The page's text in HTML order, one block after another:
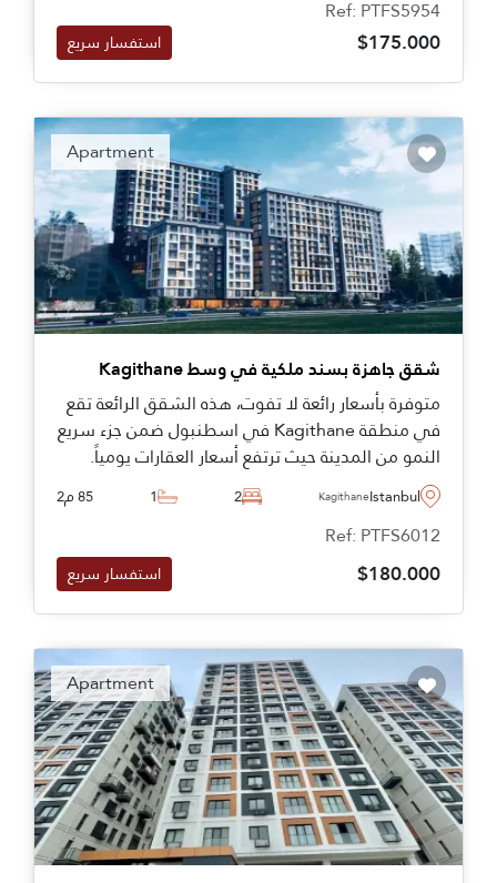
Ref: PTFS5954
$175.000 استفسار سريع
Apartment
شقق جاهزة بسند ملكية في وسط Kagithane
متوفرة بأسعار رائعة لا تفوت، هذه الشقق الرائعة تقع
في منطقة Kagithane في اسطنبول ضمن جزء سريع
النمو من المدينة حيث ترتفع أسعار العقارات يومياً.
Istanbul
Kagithane
2
1 85 م2
Ref: PTFS6012
$180.000 استفسار سريع
Apartment